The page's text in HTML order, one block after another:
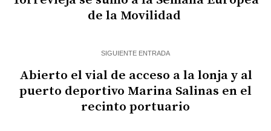
de la Movilidad
SIGUIENTE ENTRADA
Abierto el vial de acceso a la lonja y al
puerto deportivo Marina Salinas en el
recinto portuario